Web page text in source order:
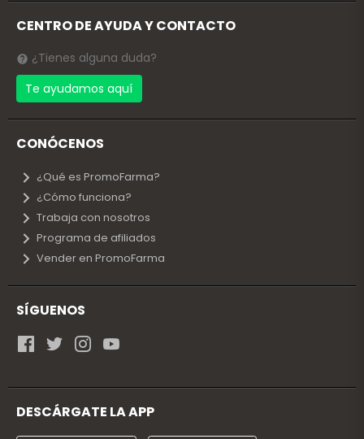
CENTRO DE AYUDA Y CONTACTO
¿Tienes alguna duda?
Te ayudamos aquí
CONÓCENOS
¿Qué es PromoFarma?
¿Cómo funciona?
Trabaja con nosotros
Programa de afiliados
Vender en PromoFarma
SÍGUENOS
DESCÁRGATE LA APP